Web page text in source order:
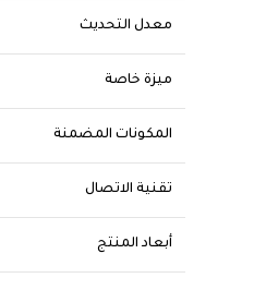
معدل التحديث
ميزة خاصة
المكونات المضمنة
تقنية الاتصال
أبعاد المنتج